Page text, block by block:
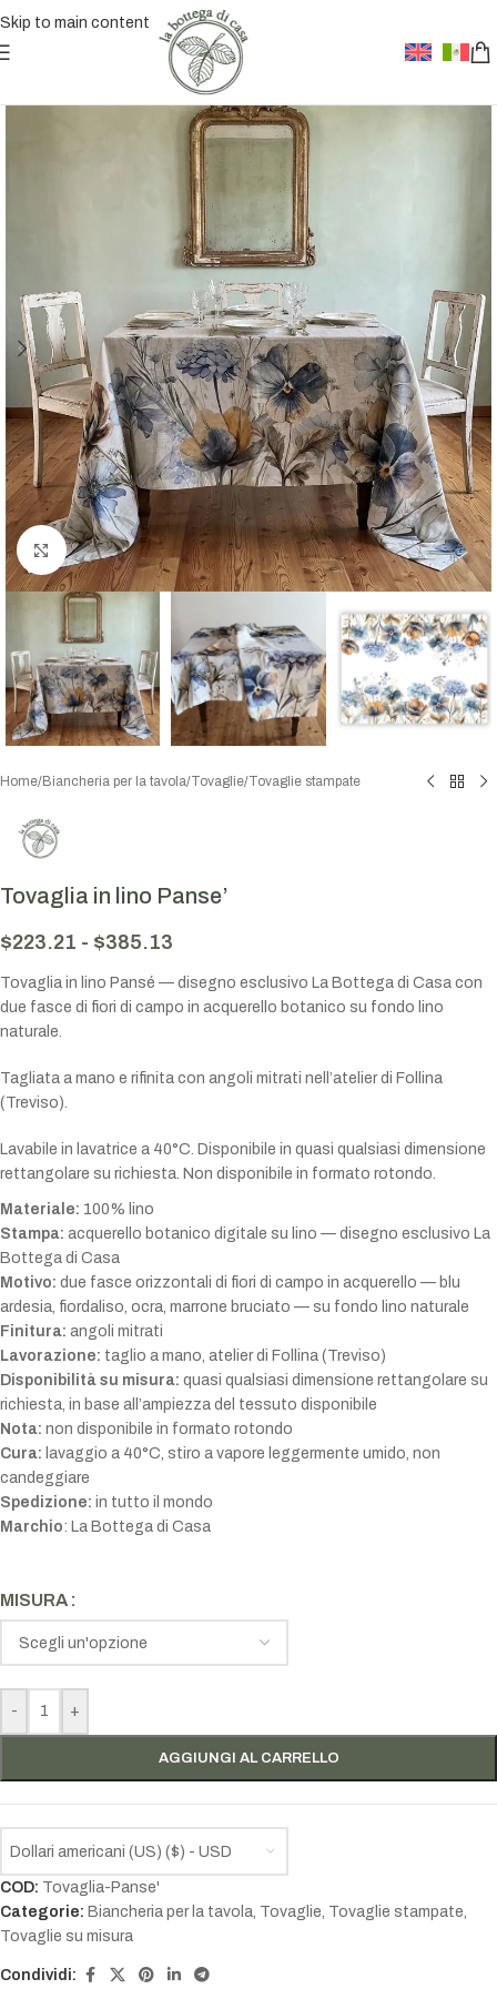
Skip to main content
Click to enlarge
Home/Biancheria per la tavola/Tovaglie/Tovaglie stampate
Tovaglia in lino Panse’
$223.21 - $385.13
Tovaglia in lino Pansé — disegno esclusivo La Bottega di Casa con
due fasce di fiori di campo in acquerello botanico su fondo lino
naturale.
Tagliata a mano e rifinita con angoli mitrati nell’atelier di Follina
(Treviso).
Lavabile in lavatrice a 40°C. Disponibile in quasi qualsiasi dimensione
rettangolare su richiesta. Non disponibile in formato rotondo.
Materiale: 100% lino
Stampa: acquerello botanico digitale su lino — disegno esclusivo La
Bottega di Casa
Motivo: due fasce orizzontali di fiori di campo in acquerello — blu
ardesia, fiordaliso, ocra, marrone bruciato — su fondo lino naturale
Finitura: angoli mitrati
Lavorazione: taglio a mano, atelier di Follina (Treviso)
Disponibilità su misura: quasi qualsiasi dimensione rettangolare su
richiesta, in base all’ampiezza del tessuto disponibile
Nota: non disponibile in formato rotondo
Cura: lavaggio a 40°C, stiro a vapore leggermente umido, non
candeggiare
Spedizione: in tutto il mondo
Marchio: La Bottega di Casa
MISURA
- +
AGGIUNGI AL CARRELLO
Dollari americani (US) ($) - USD
COD: Tovaglia-Panse'
Categorie: Biancheria per la tavola, Tovaglie, Tovaglie stampate,
Tovaglie su misura
Condividi: